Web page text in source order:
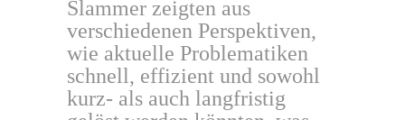
Slammer zeigten aus
verschiedenen Perspektiven,
wie aktuelle Problematiken
schnell, effizient und sowohl
kurz- als auch langfristig